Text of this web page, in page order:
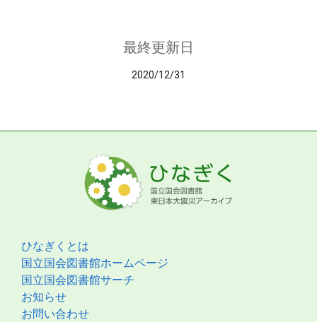
最終更新日
2020/12/31
ひなぎくとは
国立国会図書館ホームページ
国立国会図書館サーチ
お知らせ
お問い合わせ